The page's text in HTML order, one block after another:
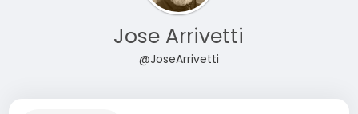
Jose Arrivetti
@JoseArrivetti